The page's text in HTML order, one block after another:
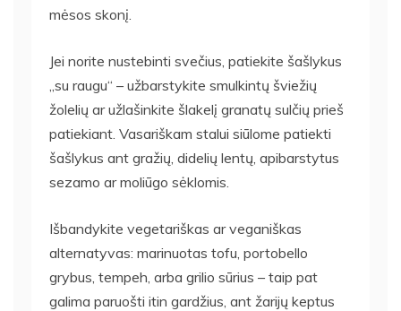
mėsos skonį.
Jei norite nustebinti svečius, patiekite šašlykus
„su raugu“ – užbarstykite smulkintų šviežių
žolelių ar užlašinkite šlakelį granatų sulčių prieš
patiekiant. Vasariškam stalui siūlome patiekti
šašlykus ant gražių, didelių lentų, apibarstytus
sezamo ar moliūgo sėklomis.
Išbandykite vegetariškas ar veganiškas
alternatyvas: marinuotas tofu, portobello
grybus, tempeh, arba grilio sūrius – taip pat
galima paruošti itin gardžius, ant žarijų keptus